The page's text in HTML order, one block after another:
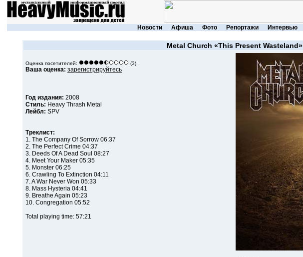
Новости Афиша Фото Репортажи Интервью
Metal Church «This Present Wasteland»
Оценка посетителей: (3)
Ваша оценка: зарегистрируйтесь
Год издания: 2008
Стиль: Heavy Thrash Metal
Лейбл: SPV
Треклист:
1. The Company Of Sorrow 06:37
2. The Perfect Crime 04:37
3. Deeds Of A Dead Soul 08:27
4. Meet Your Maker 05:35
5. Monster 06:25
6. Crawling To Extinction 04:11
7. A War Never Won 05:33
8. Mass Hysteria 04:41
9. Breathe Again 05:23
10. Congregation 05:52
Total playing time: 57:21